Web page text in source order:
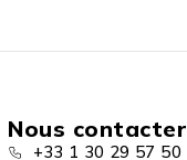
Nous contacter
+33 1 30 29 57 50